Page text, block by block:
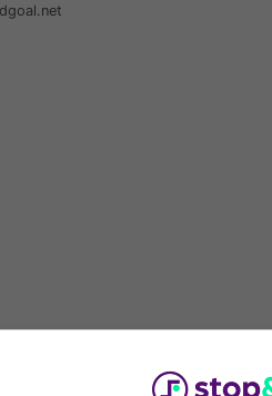
italiani cercare colpi a
ai difensori è divenuta,